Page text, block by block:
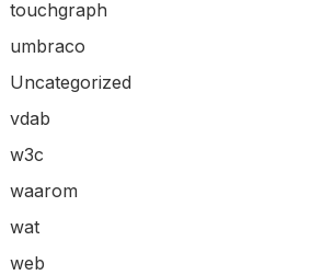
touchgraph
umbraco
Uncategorized
vdab
w3c
waarom
wat
web